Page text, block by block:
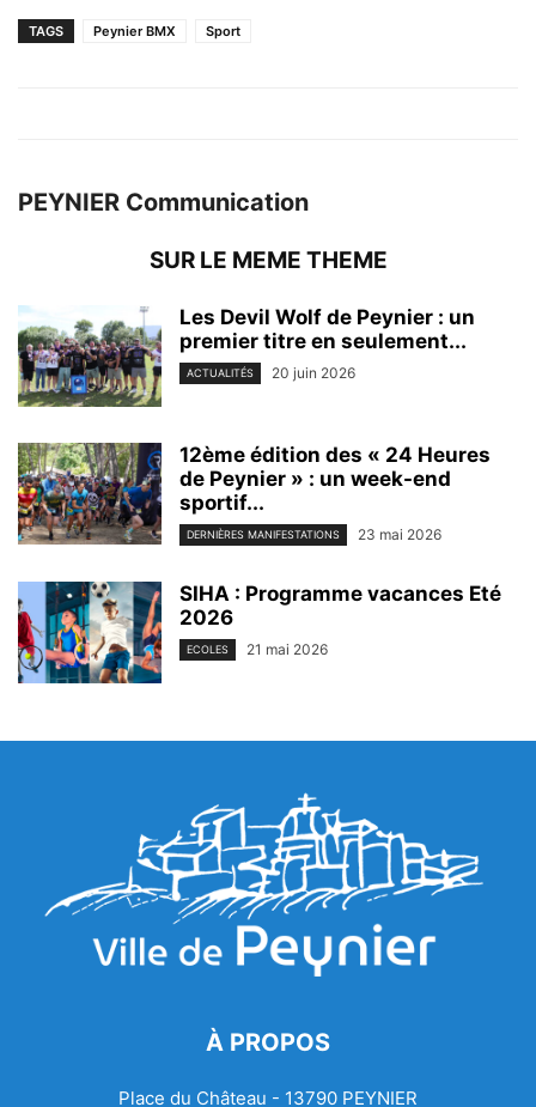
TAGS Peynier BMX Sport
PEYNIER Communication
SUR LE MEME THEME
Les Devil Wolf de Peynier : un
premier titre en seulement...
ACTUALITÉS 20 juin 2026
12ème édition des « 24 Heures
de Peynier » : un week-end
sportif...
DERNIÈRES MANIFESTATIONS 23 mai 2026
SIHA : Programme vacances Eté
2026
ECOLES 21 mai 2026
À PROPOS
Place du Château - 13790 PEYNIER